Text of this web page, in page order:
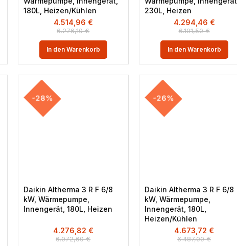
180L, Heizen/Kühlen
6.276,10€
4.514,96 €
In den Warenkorb
230L, Heizen
6.101,50€
4.294,46 €
In den Warenkorb
-28%
Daikin Altherma 3 R F 6/8
kW, Wärmepumpe,
Innengerät, 180L, Heizen
6.072,60€
4.276,82 €
-26%
Daikin Altherma 3 R F 6/8
kW, Wärmepumpe,
Innengerät, 180L,
Heizen/Kühlen
6.487,00€
4.673,72 €